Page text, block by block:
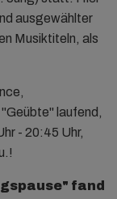
ausgewählter
Musiktiteln, als
laufend,
- 20:45 Uhr,
fand